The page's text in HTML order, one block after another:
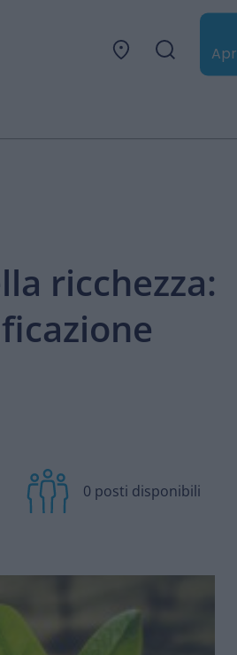
ricchezza:
0 posti disponibili